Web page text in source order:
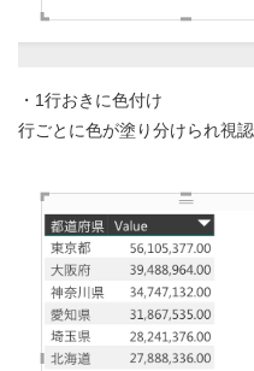
・1行おきに色付け
行ごとに色が塗り分けられ視